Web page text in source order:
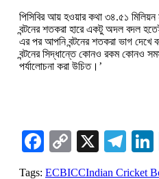
পিসিবির আয় হওয়ার কথা ৩৪.৫১
বন্টনের শতকরা হারে একটু অদল বদল
এর পর আপনি বন্টনের শতকরা ভাগ দেখে
বন্টনের সিদ্ধান্তে কোনও রকম কোনও
পর্যালোচনা করা উচিত।’
Facebook
Copy
Link
X
Tags: ECBICCIndian Cricket